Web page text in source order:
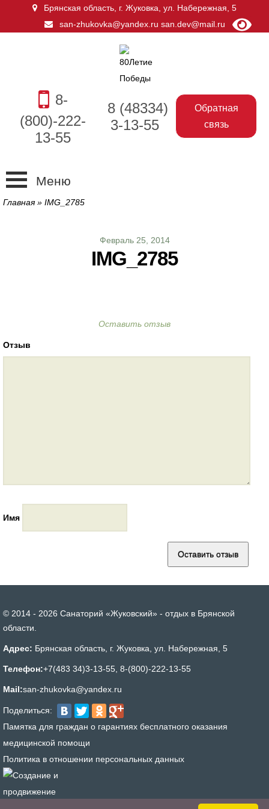
Брянская область, г. Жуковка ул. Набережная, 5
san-zhukovka@yandex.ru san.dev@mail.ru
8-
(800)-222-
13-55
8 (48334)
3-13-55
Обратная
связь
Меню
Главная » IMG_2785
Февраль 25, 2014
IMG_2785
Оставить отзыв
Отзыв
Имя
© 2014 - 2026 Санаторий «Жуковский» - отдых в Брянской
области.
Адрес: Брянская область, г. Жуковка, ул. Набережная, 5
Телефон:+7(483 34)3-13-55 8-(800)-222-13-55
Mail:san-zhukovka@yandex.ru
Поделиться:
Памятка для граждан о гарантиях бесплатного оказания
медицинской помощи
Политика в отношении персональных данных